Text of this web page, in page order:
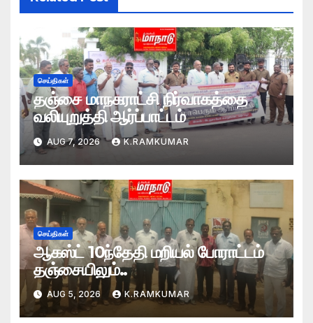
செய்திகள்
தஞ்சை மாநகராட்சி நிர்வாகத்தை
வலியுறுத்தி ஆர்ப்பாட்டம்
AUG 7, 2026 K.RAMKUMAR
செய்திகள்
ஆகஸ்ட் 10ந்தேதி மறியல் போராட்டம்
தஞ்சையிலும்..
AUG 5, 2026 K.RAMKUMAR